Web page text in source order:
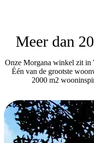
Meer dan
Onze Morgana winkel zit in
Één van de grootste
2000 m2